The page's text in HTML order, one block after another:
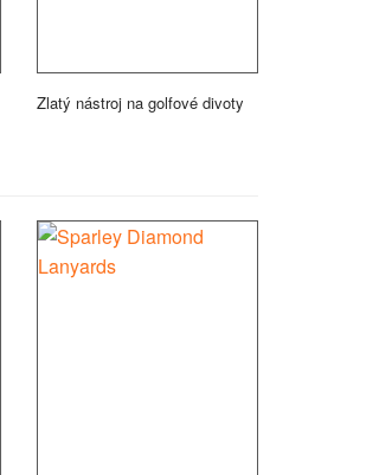
Zlatý nástroj na golfové divoty